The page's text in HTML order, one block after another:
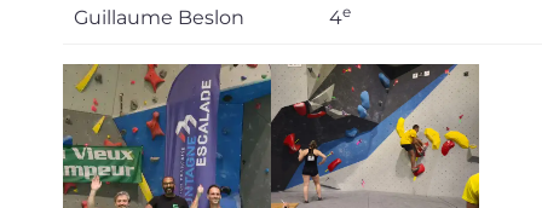
Guillaume Beslon 4e